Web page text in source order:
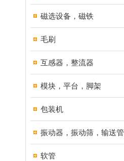
磁选设备，磁铁
毛刷
互感器，整流器
模块，平台，脚架
包装机
振动器，振动筛，输送管
软管